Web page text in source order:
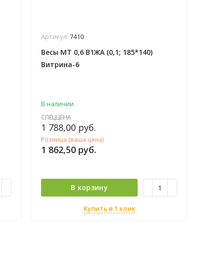
Артикул:7410
Весы МТ 0,6 В1ЖА (0,1; 185*140)
Витрина-6
В наличии
СПЕЦЦЕНА
1 788,00 руб.
Розница (ваша цена)
1 862,50 руб.
В корзину
Купить в 1 клик